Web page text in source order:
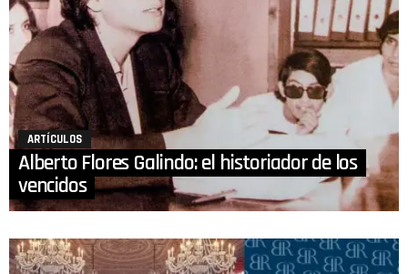
ARTÍCULOS
Alberto Flores Galindo: el historiador de los
vencidos